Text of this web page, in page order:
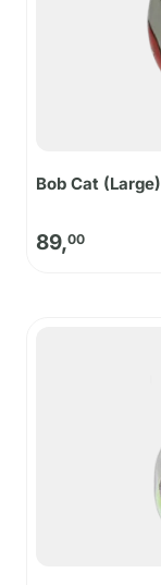
Bob Cat (Large)
89,00